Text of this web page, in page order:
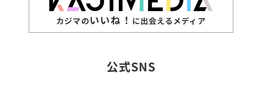
カジマのいいね！ に出会えるメディア
公式SNS